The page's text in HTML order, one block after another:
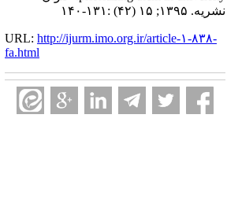
نشریه. ۱۳۹۵; ۱۵ (۴۲) :۱۳۱-۱۴۰
URL: http://ijurm.imo.org.ir/article-۱-۸۳۸-
fa.html